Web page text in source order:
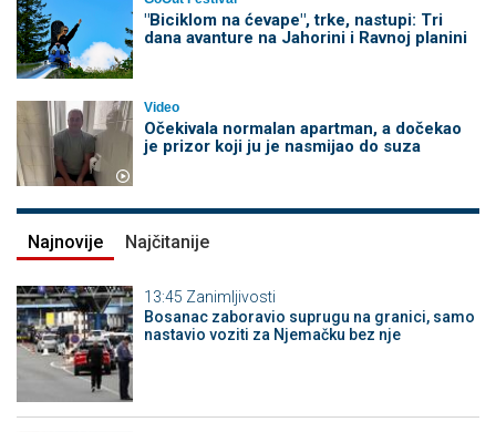
"Biciklom na ćevape", trke, nastupi: Tri
dana avanture na Jahorini i Ravnoj planini
Video
Očekivala normalan apartman, a dočekao
je prizor koji ju je nasmijao do suza
Najnovije Najčitanije
13:45 Zanimljivosti
Bosanac zaboravio suprugu na granici, samo
nastavio voziti za Njemačku bez nje